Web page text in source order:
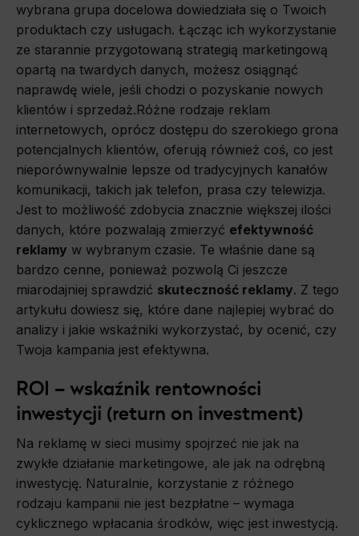
wybrana grupa docelowa dowiedziała się o Twoich
produktach czy usługach. Łącząc ich wykorzystanie
ze starannie przygotowaną strategią marketingową
opartą na twardych danych, możesz osiągnąć
naprawdę wiele, jeśli chodzi o pozyskanie nowych
klientów i sprzedaż.Różne rodzaje reklam
internetowych, oprócz dostępu do szerokiego grona
potencjalnych klientów, oferują również coś, co jest
nieporównywalnie lepsze od tradycyjnych kanałów
komunikacji, takich jak telefon, prasa czy telewizja.
Jest to możliwość zdobycia znacznie większej ilości
danych, które pozwalają zmierzyć efektywność
reklamy w wybranym czasie. Te właśnie dane są
bardzo cenne, ponieważ pozwolą Ci jeszcze
miarodajniej sprawdzić skuteczność reklamy. Z tego
artykułu dowiesz się, które dane najlepiej wybrać do
analizy i jakie wskaźniki wykorzystać, by ocenić, czy
Twoja kampania jest efektywna.
ROI – wskaźnik rentowności
inwestycji (return on investment)
Na reklamę w sieci musimy spojrzeć nie jak na
zwykłe działanie marketingowe, ale jak na odrębną
inwestycję. Naturalnie, korzystanie z różnego
rodzaju kampanii nie jest bezpłatne – wymaga
cyklicznego wpłacania środków, więc jest inwestycją.